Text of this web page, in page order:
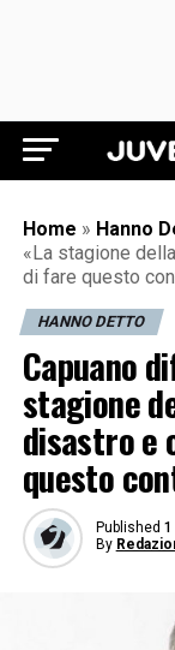
Home » Hanno
«La stagione
di fare questo
HANNO DETTO
Capuano
stagione
disastro e
questo
Published 1
By